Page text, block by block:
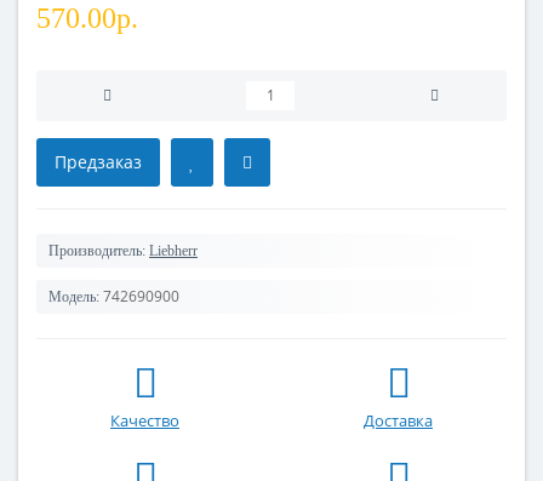
570.00р.
Предзаказ
Производитель: Liebherr
Модель: 742690900
Качество Доставка